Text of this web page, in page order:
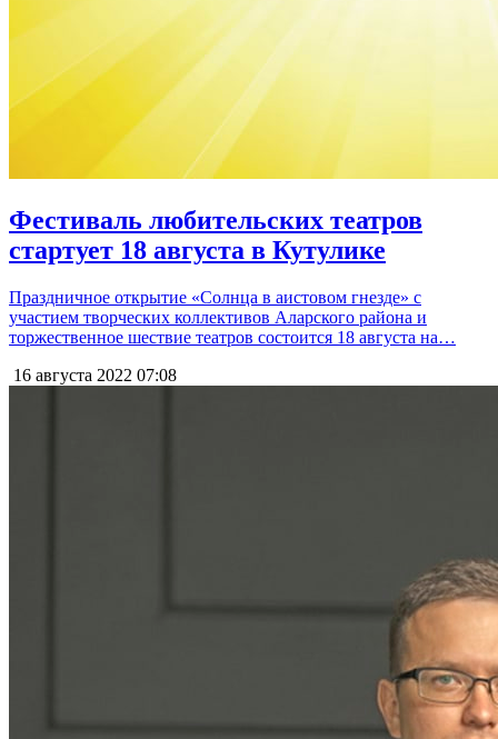
Фестиваль любительских театров
стартует 18 августа в Кутулике
Праздничное открытие «Солнца в аистовом гнезде» с
участием творческих коллективов Аларского района и
торжественное шествие театров состоится 18 августа на…
16 августа 2022 07:08